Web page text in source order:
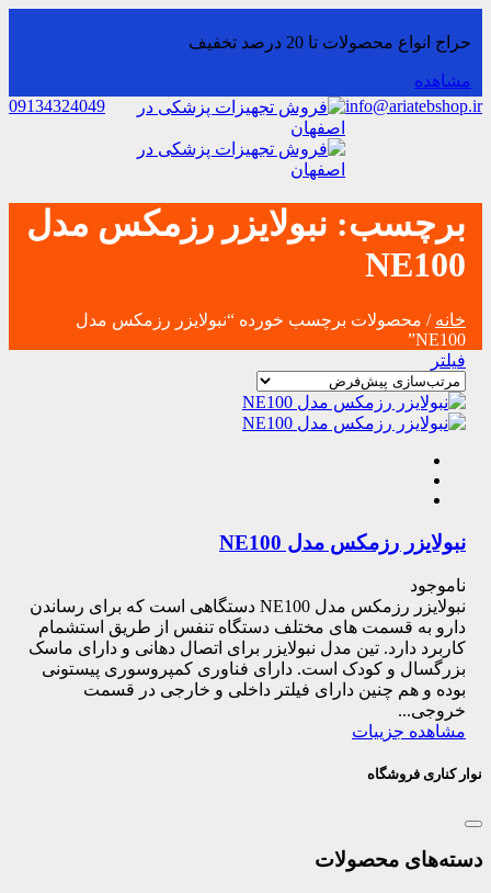
حراج انواع محصولات تا 20 درصد تخفیف
مشاهده
info@ariatebshop.ir
09134324049
برچسب: نبولایزر رزمکس مدل
NE100
خانه / محصولات برچسب خورده “نبولایزر رزمکس مدل
NE100”
فیلتر
نبولایزر رزمکس مدل NE100
ناموجود
نبولایزر رزمکس مدل NE100 دستگاهی است که برای رساندن
دارو به قسمت های مختلف دستگاه تنفس از طریق استشمام
کاربرد دارد. تین مدل نبولایزر برای اتصال دهانی و دارای ماسک
بزرگسال و کودک است. دارای فناوری کمپروسوری پیستونی
بوده و هم چنین دارای فیلتر داخلی و خارجی در قسمت
خروجی...
مشاهده جزییات
نوار کناری فروشگاه
دسته‌های محصولات